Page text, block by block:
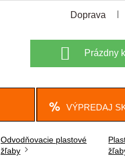
Doprava
Nákupný
košík
Prázdny
VÝPREDAJ
Odvodňovacie plastové
žľaby